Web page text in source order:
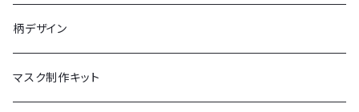
平織
綾織
追加基本料
半袖
淡色ボディ
柄デザイン
マスク制作キット